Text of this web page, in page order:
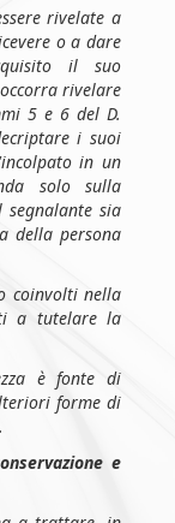
rivelate a
o a dare
il suo
rivelare
5 e 6 del D.
i suoi
in un
solo sulla
segnalante sia
della persona
coinvolti nella
a tutelare la
è fonte di
forme di
e